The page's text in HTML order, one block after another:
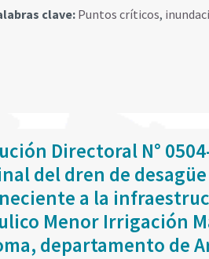
clave:Puntos críticos,
Directoral N°
del dren de
a la
Menor Irrigación
departamento de